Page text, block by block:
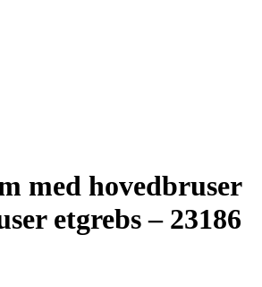
med hovedbruser
etgrebs – 23186